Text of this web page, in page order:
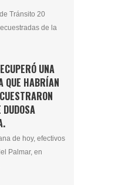
Tránsito 20
de la
UNA
QUE HABRÍAN
de hoy, efectivos
Palmar, en